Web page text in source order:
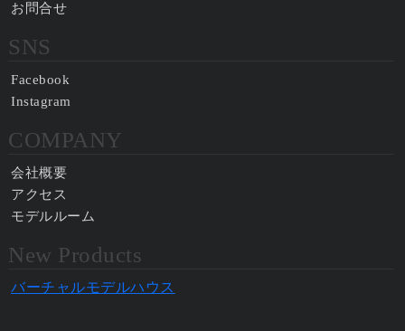
お問合せ
SNS
Facebook
Instagram
COMPANY
会社概要
アクセス
モデルルーム
New Products
バーチャルモデルハウス